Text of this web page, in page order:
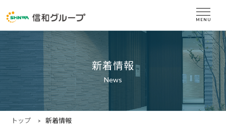
新着情報
News
トップ 新着情報